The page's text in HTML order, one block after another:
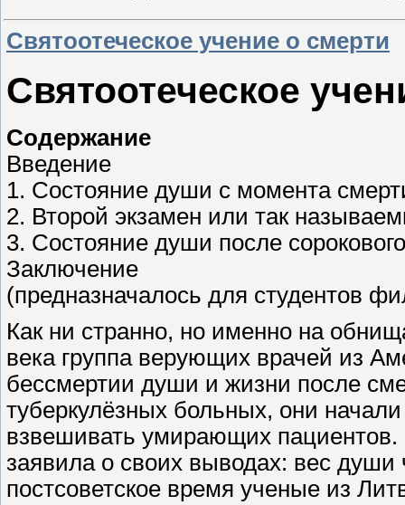
Святоотеческое учение о смерти
Святоотеческое
Содержание
Введение
1. Состояние души с момента
2. Второй экзамен или так
3. Состояние души после
Заключение
(предназначалось для студентов
Как ни странно, но именно на
века группа верующих врачей из
бессмертии души и жизни после
туберкулёзных больных, они
взвешивать умирающих пациентов.
заявила о своих выводах: вес души
постсоветское время ученые из